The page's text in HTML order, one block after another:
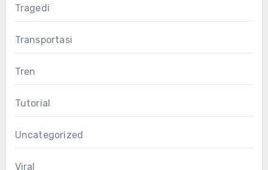
Tragedi
Transportasi
Tren
Tutorial
Uncategorized
Viral